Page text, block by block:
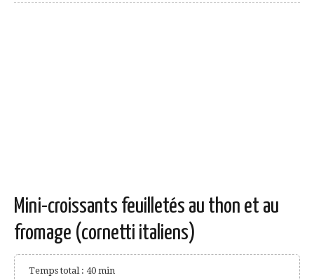
Mini-croissants feuilletés au thon et au
fromage (cornetti italiens)
Temps total : 40 min